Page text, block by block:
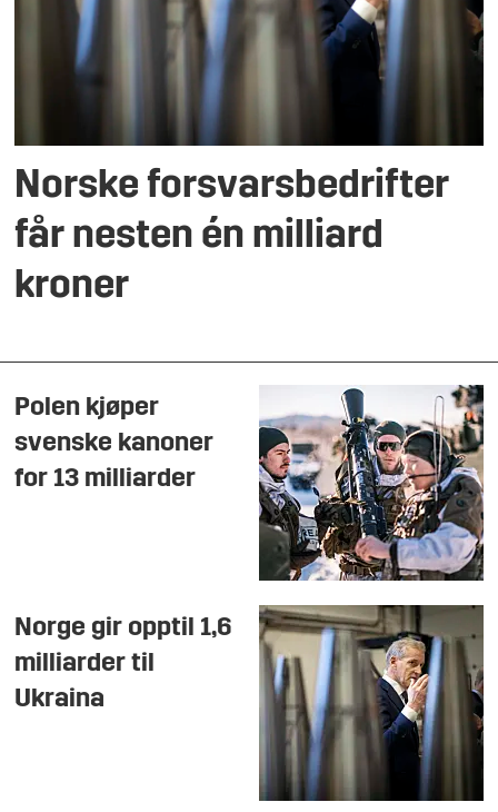
Norske forsvarsbedrifter
får nesten én milliard
kroner
Polen kjøper
svenske kanoner
for 13 milliarder
Norge gir opptil 1,6
milliarder til
Ukraina